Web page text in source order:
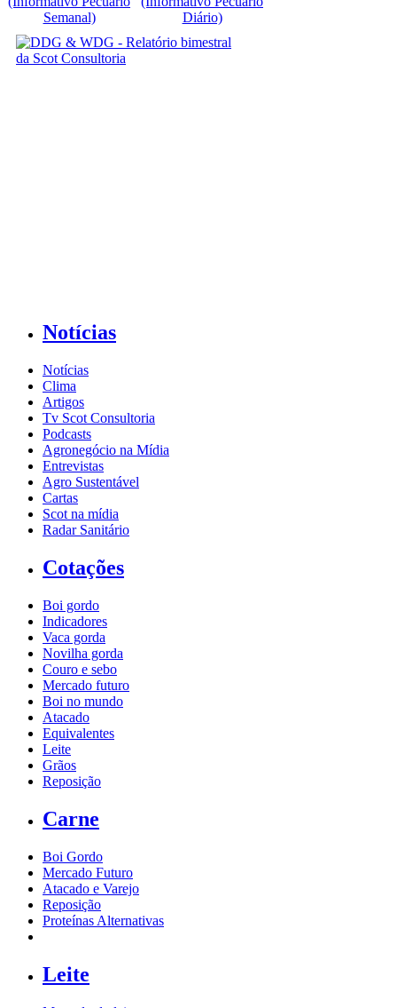
Semanal)
Diário)
Notícias
Notícias
Clima
Artigos
Tv Scot Consultoria
Podcasts
Agronegócio na Mídia
Entrevistas
Agro Sustentável
Cartas
Scot na mídia
Radar Sanitário
Cotações
Boi gordo
Indicadores
Vaca gorda
Novilha gorda
Couro e sebo
Mercado futuro
Boi no mundo
Atacado
Equivalentes
Leite
Grãos
Reposição
Carne
Boi Gordo
Mercado Futuro
Atacado e Varejo
Reposição
Proteínas Alternativas
Leite